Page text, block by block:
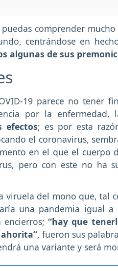
comprender
centrándose en
algunas de sus
19 parece no tener
por la
efectos; es por esta
el coronavirus,
en el que el cuerpo
pero con este no ha
viruela del mono que, tal
una pandemia igual
encierros;“hay que
, fueron sus
una variante y será